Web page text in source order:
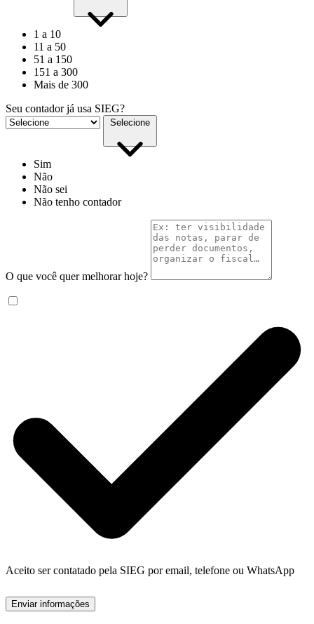
1 a 10
11 a 50
51 a 150
151 a 300
Mais de 300
Seu contador já usa SIEG?
Selecione
Sim
Não
Não sei
Não tenho contador
O que você quer melhorar hoje?
Aceito ser contatado pela SIEG por email, telefone ou WhatsApp
Enviar informações